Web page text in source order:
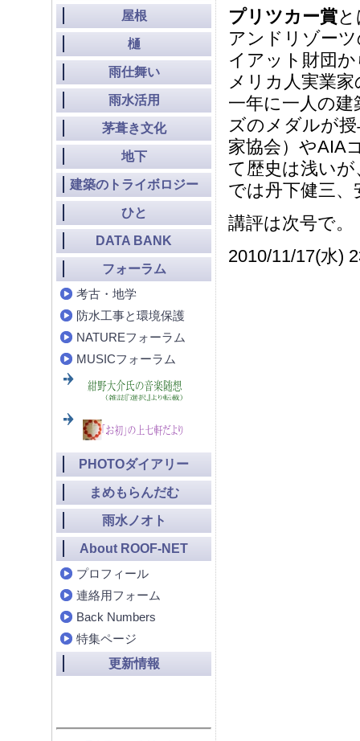
プリツカー賞
アンドリゾー
イアット財団
メリカ人実業
一年に一人の
ズのメダルが
家協会）やAIA
て歴史は浅い
では丹下健三、
講評は次号で。
2010/11/17(水)
屋根
樋
雨仕舞い
雨水活用
茅葺き文化
地下
建築のトライボロジー
ひと
DATA BANK
フォーラム
考古・地学
防水工事と環境保護
NATUREフォーラム
MUSICフォーラム
PHOTOダイアリー
まめもらんだむ
雨水ノオト
About ROOF-NET
プロフィール
連絡用フォーム
Back Numbers
特集ページ
更新情報